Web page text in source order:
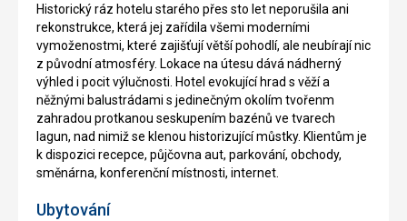
Historický ráz hotelu starého přes sto let neporušila ani
rekonstrukce, která jej zařídila všemi moderními
vymoženostmi, které zajišťují větší pohodlí, ale neubírají nic
z původní atmosféry. Lokace na útesu dává nádherný
výhled i pocit výlučnosti. Hotel evokující hrad s věží a
něžnými balustrádami s jedinečným okolím tvořenm
zahradou protkanou seskupením bazénů ve tvarech
lagun, nad nimiž se klenou historizující můstky. Klientům je
k dispozici recepce, půjčovna aut, parkování, obchody,
směnárna, konferenční místnosti, internet.
Ubytování